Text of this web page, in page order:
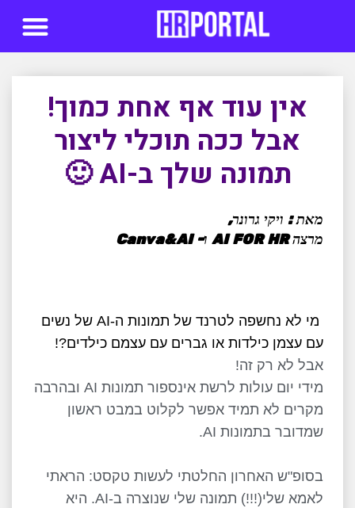
אין עוד אף אחת כמוך!
אבל ככה תוכלי ליצור
תמונה שלך ב-AI 🙂
מאת : ויקי גרונר,
מרצה AI FOR HR ו- Canva&AI
מי לא נחשפה לטרנד של תמונות ה-AI של נשים
עם עצמן כילדות או גברים עם עצמם כילדים?!
אבל לא רק זה!
מידי יום עולות לרשת אינספור תמונות AI ובהרבה
מקרים לא תמיד אפשר לקלוט במבט ראשון
שמדובר בתמונות AI.
בסופ"ש האחרון החלטתי לעשות טקסט: הראתי
לאמא שלי(!!!) תמונה שלי שנוצרה ב-AI. היא